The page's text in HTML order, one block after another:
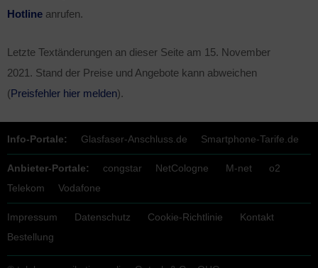
Hotline anrufen.
Letzte Textänderungen an dieser Seite am 15. November
2021 . Stand der Preise und Angebote kann abweichen
(Preisfehler hier melden).
Info-Portale: Glasfaser-Anschluss.de Smartphone-Tarife.de
Anbieter-Portale: congstar NetCologne M-net
o2
Telekom
Vodafone
Impressum Datenschutz Cookie-Richtlinie
Kontakt
Bestellung